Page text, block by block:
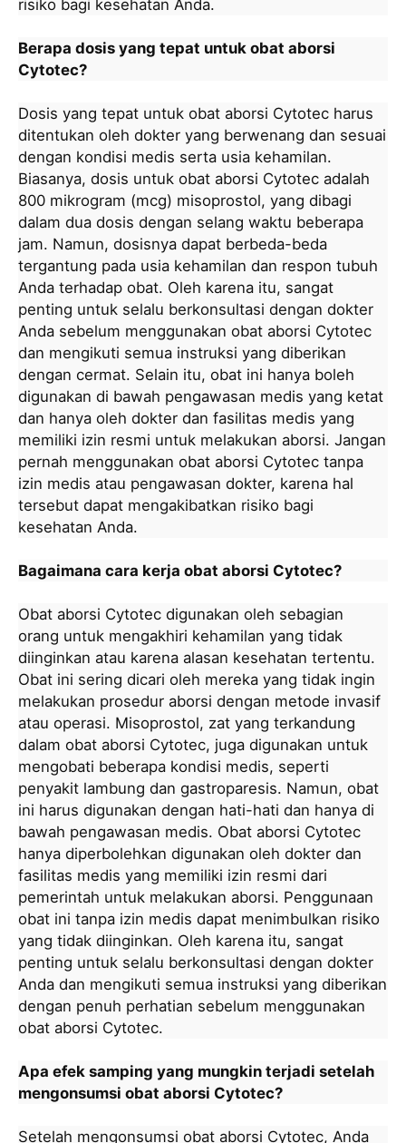
risiko bagi kesehatan Anda.
Berapa dosis yang tepat untuk obat aborsi
Cytotec?
Dosis yang tepat untuk obat aborsi Cytotec harus
ditentukan oleh dokter yang berwenang dan sesuai
dengan kondisi medis serta usia kehamilan.
Biasanya, dosis untuk obat aborsi Cytotec adalah
800 mikrogram (mcg) misoprostol, yang dibagi
dalam dua dosis dengan selang waktu beberapa
jam. Namun, dosisnya dapat berbeda-beda
tergantung pada usia kehamilan dan respon tubuh
Anda terhadap obat. Oleh karena itu, sangat
penting untuk selalu berkonsultasi dengan dokter
Anda sebelum menggunakan obat aborsi Cytotec
dan mengikuti semua instruksi yang diberikan
dengan cermat. Selain itu, obat ini hanya boleh
digunakan di bawah pengawasan medis yang ketat
dan hanya oleh dokter dan fasilitas medis yang
memiliki izin resmi untuk melakukan aborsi. Jangan
pernah menggunakan obat aborsi Cytotec tanpa
izin medis atau pengawasan dokter, karena hal
tersebut dapat mengakibatkan risiko bagi
kesehatan Anda.
Bagaimana cara kerja obat aborsi Cytotec?
Obat aborsi Cytotec digunakan oleh sebagian
orang untuk mengakhiri kehamilan yang tidak
diinginkan atau karena alasan kesehatan tertentu.
Obat ini sering dicari oleh mereka yang tidak ingin
melakukan prosedur aborsi dengan metode invasif
atau operasi. Misoprostol, zat yang terkandung
dalam obat aborsi Cytotec, juga digunakan untuk
mengobati beberapa kondisi medis, seperti
penyakit lambung dan gastroparesis. Namun, obat
ini harus digunakan dengan hati-hati dan hanya di
bawah pengawasan medis. Obat aborsi Cytotec
hanya diperbolehkan digunakan oleh dokter dan
fasilitas medis yang memiliki izin resmi dari
pemerintah untuk melakukan aborsi. Penggunaan
obat ini tanpa izin medis dapat menimbulkan risiko
yang tidak diinginkan. Oleh karena itu, sangat
penting untuk selalu berkonsultasi dengan dokter
Anda dan mengikuti semua instruksi yang diberikan
dengan penuh perhatian sebelum menggunakan
obat aborsi Cytotec.
Apa efek samping yang mungkin terjadi setelah
mengonsumsi obat aborsi Cytotec?
Setelah mengonsumsi obat aborsi Cytotec, Anda